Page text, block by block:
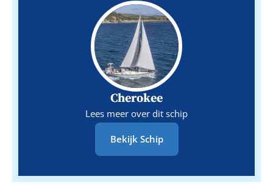
Cherokee
Lees meer over dit schip
Bekijk Schip